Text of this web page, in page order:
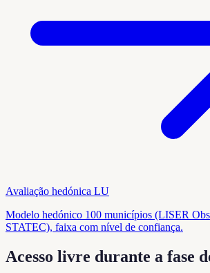
Avaliação hedónica LU
Modelo hedónico 100 municípios (LISER
STATEC), faixa com nível de confiança.
Acesso livre durante a fase